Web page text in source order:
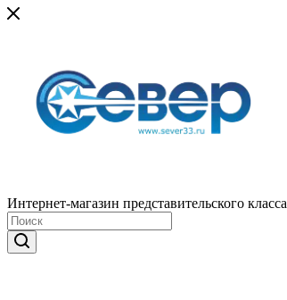
Интернет-магазин представительского класса